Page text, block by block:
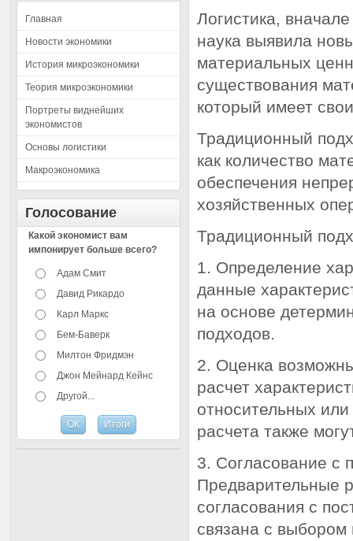
Главная
Новости экономики
История микроэкономики
Теория микроэкономики
Портреты виднейших
экономистов
Основы логистики
Макроэкономика
Голосование
Какой экономист вам
импонирует больше всего?
Адам Смит
Давид Рикардо
Карл Маркс
Бем-Баверк
Милтон Фридмэн
Джон Мейнард Кейнс
Другой...
Логистика,
наука выявила
материальных
существования
который имеет
Традиционный
как количество
обеспечения
хозяйственных
Традиционный
1. Определение
данные
на основе
подходов.
2. Оценка
расчет
относительных
расчета также
3. Согласование с
Предварительные
согласования с
связана с выбором